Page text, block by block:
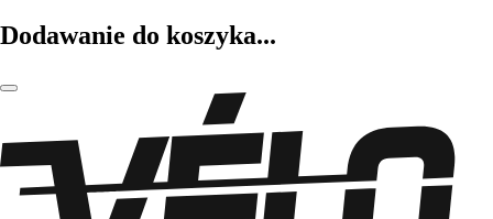
Dodawanie do koszyka...